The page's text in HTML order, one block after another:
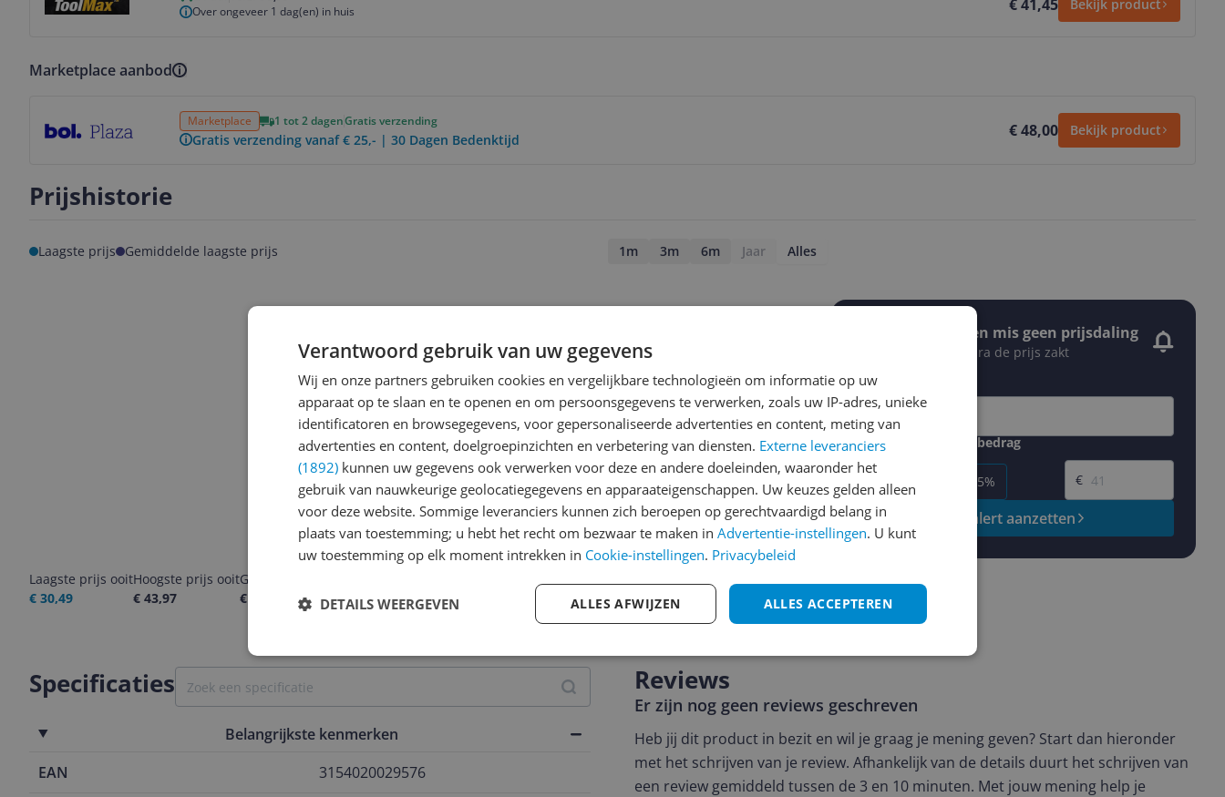
Over ongeveer 1 dag(en) in huis
€ 41,45 Bekijk product
Marketplace aanbod
Marketplace 1 tot 2 dagenGratis verzending
Gratis verzending vanaf € 25,- | 30 Dagen Bedenktijd € 48,00 Bekijk product
Prijshistorie
Laagste prijs Gemiddelde laagste prijs 1m 3m 6m Jaar Alles
Laagste prijs ooit
€ 30,49
Hoogste prijs ooit
€ 43,97
Goedkoopste nu
€ 34,95
07-08-2026
Stel een alert in en mis geen prijsdaling
Krijg een seintje zodra de prijs zakt
Gewenste daling of bedrag
-5% -15%
Gewenste prijs
€
Prijsalert aanzetten
Specificaties
Belangrijkste kenmerken
EAN
3154020029576
Reviews
Er zijn nog geen reviews geschreven
Heb jij dit product in bezit en wil je graag je mening geven? Start dan hieronder
met het schrijven van je review. Afhankelijk van de details duurt het schrijven van
een review gemiddeld tussen de 3 en 10 minuten. Met jouw mening help je
Verantwoord gebruik van uw gegevens
Wij en onze partners gebruiken cookies en vergelijkbare technologieën om informatie op uw
apparaat op te slaan en te openen en om persoonsgegevens te verwerken, zoals uw IP-adres, unieke
identificatoren en browsegegevens, voor gepersonaliseerde advertenties en content, meting van
advertenties en content, doelgroepinzichten en verbetering van diensten. Externe leveranciers
(1892) kunnen uw gegevens ook verwerken voor deze en andere doeleinden, waaronder het
gebruik van nauwkeurige geolocatiegegevens en apparaateigenschappen. Uw keuzes gelden alleen
voor deze website. Sommige leveranciers kunnen zich beroepen op gerechtvaardigd belang in
plaats van toestemming; u hebt het recht om bezwaar te maken in Advertentie-instellingen. U kunt
uw toestemming op elk moment intrekken in Cookie-instellingen. Privacybeleid
ALLES ACCEPTEREN
ALLES AFWIJZEN
DETAILS WEERGEVEN